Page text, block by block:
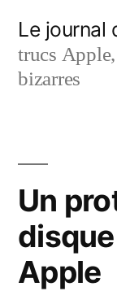
contenu
Le journal
trucs
bizarres
Un
Apple